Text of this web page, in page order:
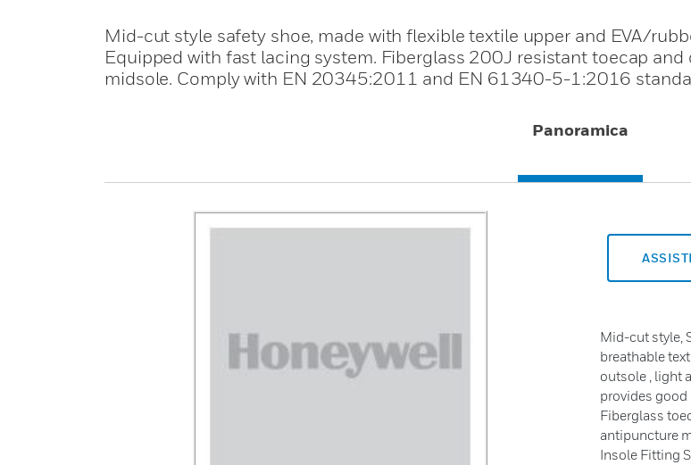
Mid-cut style safety shoe, made with flexible textile upper and EVA/
Equipped with fast lacing system. Fiberglass 200J resistant toecap
midsole. Comply with EN 20345:2011 and EN 61340-5-1:2016
Panoramica
Mid-cut style,
breathable
outsole , light
provides
Fiberglass
antipuncture
Insole Fitting